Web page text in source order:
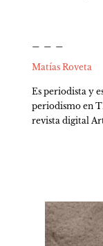
Matías Roveta
Es periodista y
periodismo en
revista digital